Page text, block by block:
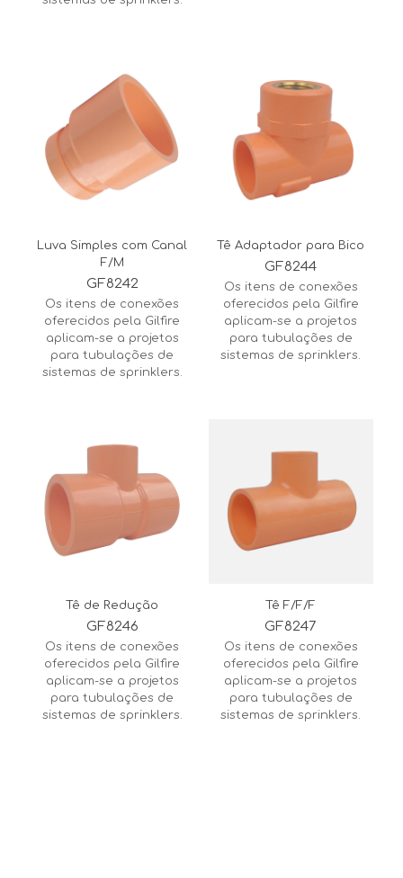
Luva Simples com Canal
F/M
GF8242
Os itens de conexões
oferecidos pela Gilfire
aplicam-se a projetos
para tubulações de
sistemas de sprinklers.
Tê Adaptador para Bico
GF8244
Os itens de conexões
oferecidos pela Gilfire
aplicam-se a projetos
para tubulações de
sistemas de sprinklers.
Tê de Redução
GF8246
Os itens de conexões
oferecidos pela Gilfire
aplicam-se a projetos
para tubulações de
sistemas de sprinklers.
Tê F/F/F
GF8247
Os itens de conexões
oferecidos pela Gilfire
aplicam-se a projetos
para tubulações de
sistemas de sprinklers.